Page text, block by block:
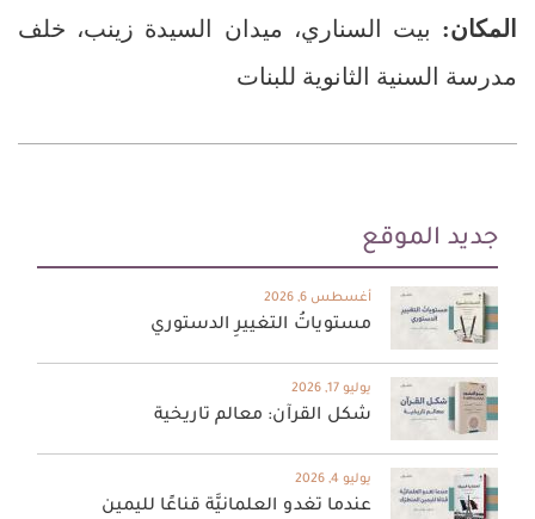
المكان: بيت السناري، ميدان السيدة زينب، خلف
مدرسة السنية الثانوية للبنات
جديد الموقع
أغسطس 6, 2026
مستوياتُ التغييرِ الدستوري
يوليو 17, 2026
شكل القرآن: معالم تاريخية
يوليو 4, 2026
عندما تغدو العلمانيَّة قناعًا لليمين